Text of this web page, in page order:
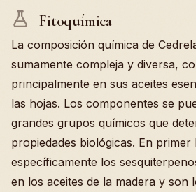
Fitoquímica
La composición química de
sumamente compleja y diversa,
principalmente en sus aceites
las hojas. Los componentes se
grandes grupos químicos que
propiedades biológicas. En
específicamente los
en los aceites de la madera y son